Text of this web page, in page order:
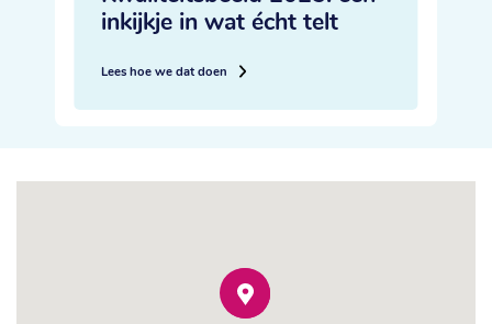
inkijkje in wat écht telt
Lees hoe we dat doen